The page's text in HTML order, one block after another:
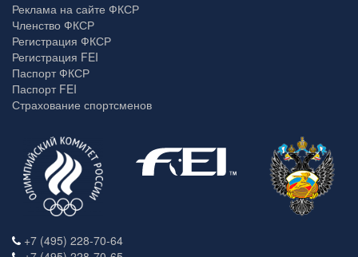
Реклама на сайте ФКСР
Членство ФКСР
Регистрация ФКСР
Регистрация FEI
Паспорт ФКСР
Паспорт FEI
Страхование спортсменов
+7 (495) 228-70-64